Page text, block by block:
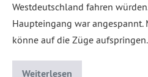
Westdeutschland fahren
Haupteingang war angespannt.
könne auf die Züge
Weiterlesen